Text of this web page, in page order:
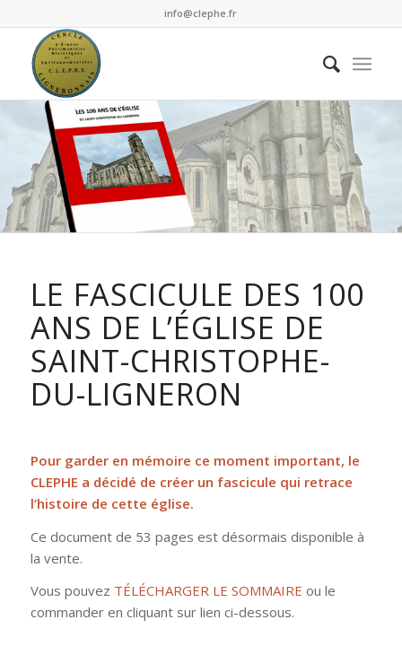
info@clephe.fr
LE FASCICULE DES 100
ANS DE L’ÉGLISE DE
SAINT-CHRISTOPHE-
DU-LIGNERON
Pour garder en mémoire ce moment important, le
CLEPHE a décidé de créer un fascicule qui retrace
l’histoire de cette église.
Ce document de 53 pages est désormais disponible à
la vente.
Vous pouvez TÉLÉCHARGER LE SOMMAIRE ou le
commander en cliquant sur lien ci-dessous.